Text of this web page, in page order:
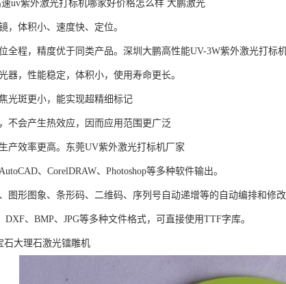
uv紫外激光打标机哪家好价格怎么样 大鹏激光
，体积小、速度快、定位。
全程，精度优于同类产品。深圳大鹏高性能UV-3W紫外激光打标
器，性能稳定，体积小，使用寿命更长。
光斑更小，能实现超精细标记
不会产生热效应，因而应用范围更广泛
产效率更高。东莞UV紫外激光打标机厂家
、CorelDRAW、Photoshop等多种软件输出。
图形图象、条形码、二维码、序列号自动递增等的自动编排和修改
DXF、BMP、JPG等多种文件格式，可直接使用TTF字库。
石大理石激光镭雕机